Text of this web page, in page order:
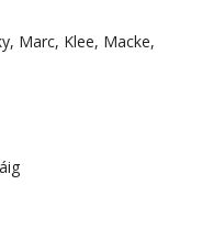
Marc, Klee, Macke,